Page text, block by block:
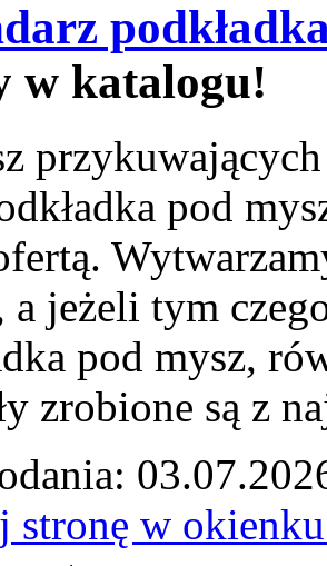
w katalogu!
pod
a jeżeli tym
pod mysz,
zrobione są z
stronę w